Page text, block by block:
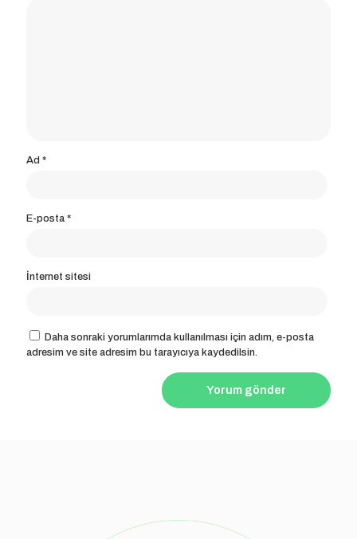
Ad *
E-posta *
İnternet sitesi
Daha sonraki yorumlarımda kullanılması için adım, e-posta
adresim ve site adresim bu tarayıcıya kaydedilsin.